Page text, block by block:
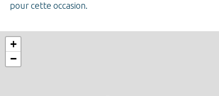
pour cette occasion.
+
−